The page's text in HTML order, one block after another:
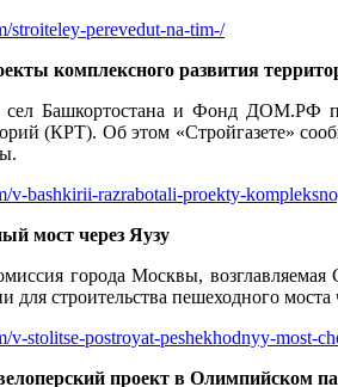
stroiteley-perevedut-na-tim-/
комплексного развития
сел Башкортостана и Фонд ДОМ.РФ
(КРТ). Об этом «Стройгазете»
v-bashkirii-razrabotali-proekty-
мост через Яузу
города Москвы,
для строительства пешеходного моста
stolitse-postroyat-peshekhodnyy-most-
проект в Олимпийском